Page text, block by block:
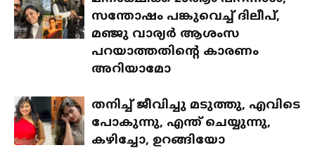
സന്തോഷം പങ്കുവെച്ച് ദിലീപ്,
മഞ്ജു വാര്യർ ആശംസ
പറയാത്തതിന്റെ കാരണം
അറിയാമോ
തനിച്ച് ജീവിച്ചു മടുത്തു, എവിടെ
പോകുന്നു, എന്ത് ചെയ്യുന്നു,
കഴിച്ചോ, ഉറങ്ങിയോ